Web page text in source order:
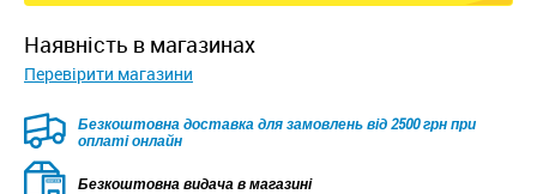
наявність в магазинах
Перевірити магазини
Безкоштовна доставка для замовлень від 2500 грн при
оплаті онлайн
Безкоштовна видача в магазині